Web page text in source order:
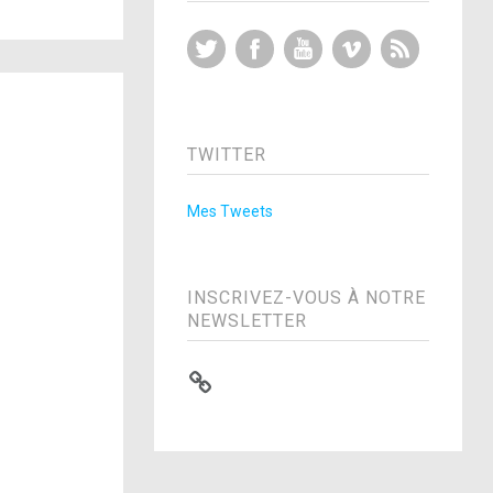
Twitter FacebookYouTubeVimeo
TWITTER
Mes Tweets
INSCRIVEZ-VOUS À NOTRE
NEWSLETTER